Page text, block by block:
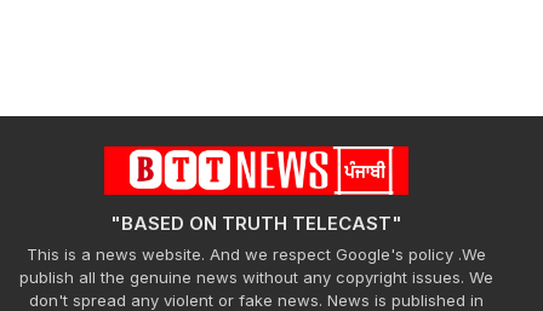
"BASED ON TRUTH TELECAST"
This is a news website. And we respect Google's policy .We
publish all the genuine news without any copyright issues. We
don't spread any violent or fake news. News is published in